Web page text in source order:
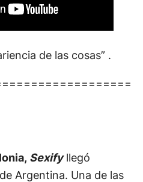
de las cosas” .
Sexifyllegó
Argentina. Una de las